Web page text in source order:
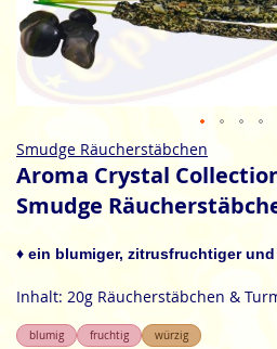
Zum
Anfang
Bildgalerie
Smudge Räucherstäbchen
Aroma Crystal
Smudge
♦ ein blumiger, zitrusfruchtiger
Inhalt: 20g Räucherstäbchen &
blumig fruchtig würzig